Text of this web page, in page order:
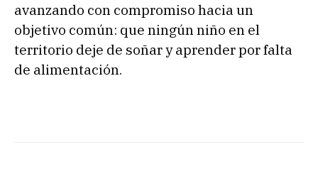
avanzando con compromiso hacia un
objetivo común: que ningún niño en el
territorio deje de soñar y aprender por falta
de alimentación.